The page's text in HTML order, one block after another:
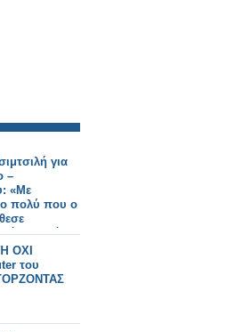
για
–
«Με
πολύ που ο
πλατό»
ΟΧΙ
του